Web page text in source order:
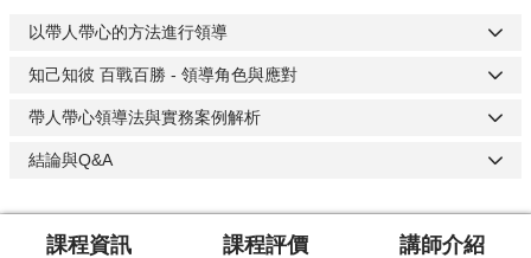
以帶人帶心的方法進行領導
知己知彼 百戰百勝 - 領導角色與應對
帶人帶心領導法與實務案例解析
結論與Q&A
課程資訊 課程評價 講師介紹